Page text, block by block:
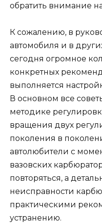
обратить внимание
К сожалению, в
автомобиля и в
сегодня огромное
конкретных
выполняется
В основном все
методике
вращения двух
поколения в
автолюбители с
вазовских
повторяться, а
неисправности
практическими
устранению.